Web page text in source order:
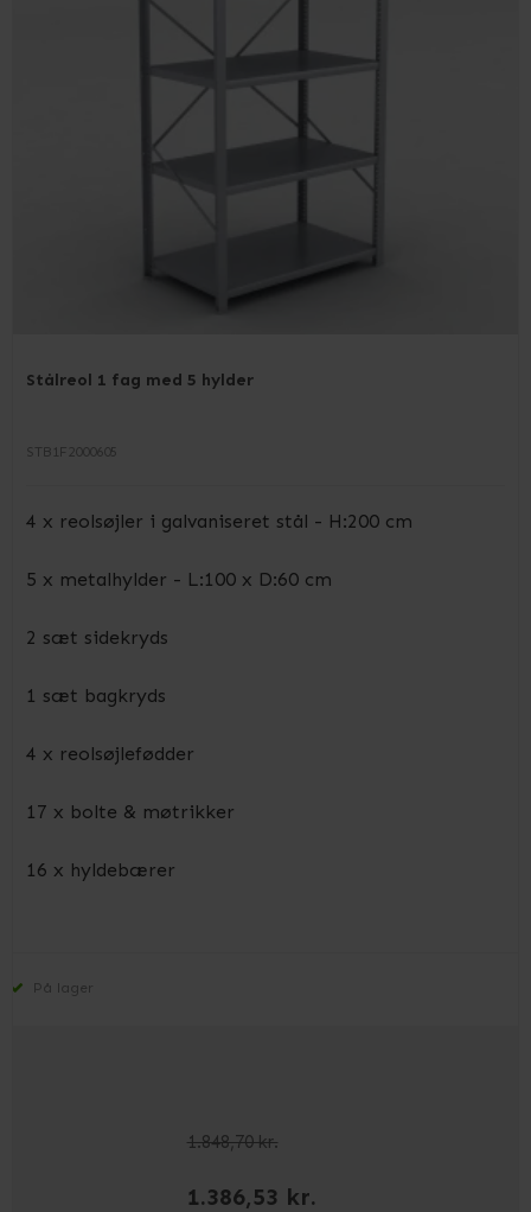
Stålreol 1 fag med 5 hylder
STB1F2000605
4 x reolsøjler i galvaniseret stål - H:200 cm
5 x metalhylder - L:100 x D:60 cm
2 sæt sidekryds
1 sæt bagkryds
4 x reolsøjlefødder
17 x bolte & møtrikker
16 x hyldebærer
På lager
1.848,70 kr.
1.386,53 kr.